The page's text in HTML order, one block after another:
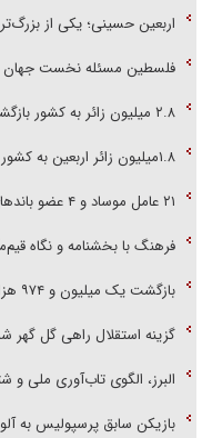
اربعین حسینی؛ یکی از
فلسطین مسئله نخست جهان
۲.۸ میلیون زائر به کشور بازگشتند
۱.۸میلیون زائر اربعین به کشور بازگشتند
۲۱ عامل موساد و ۴ عضو باند‌های مسلح بازداشت شدند
فرهنگ با بخشنامه و نگاه
بازگشت یک میلیون و ۹۷۴ هزار زائر اربعین به کشور
گزینه استقلال راهی گل گهر
البرز، الگوی تاب‌آوری ملی و
بازیکن سابق پرسپولیس به